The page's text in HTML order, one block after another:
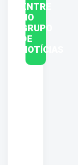
ENTRE
NO
GRUPO
DE
NOTÍCIAS